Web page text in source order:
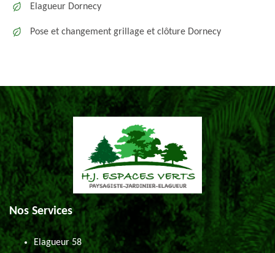
Elagueur Dornecy
Pose et changement grillage et clôture Dornecy
Nos Services
Elagueur 58